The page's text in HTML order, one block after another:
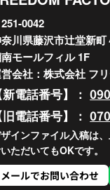
0042
川県藤沢市辻堂新町
モールフィル 1F
会社：株式会社 フ
新電話番号】：
旧電話番号】：
インファイル入稿は
ただいてもOKです。
メールでお問い合わせ